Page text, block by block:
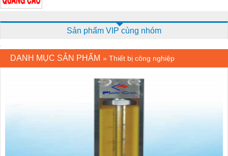
Sản phẩm VIP cùng nhóm
DANH MỤC SẢN PHẨM » Thiết bị công nghiệp